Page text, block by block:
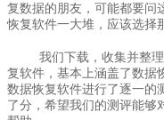
复数据的朋友，可能都要问
恢复软件一大堆，应该选择
我们下载，收集并整理
复软件，基本上涵盖了数据
数据恢复软件进行了逐一的
了分，希望我们的测评能够